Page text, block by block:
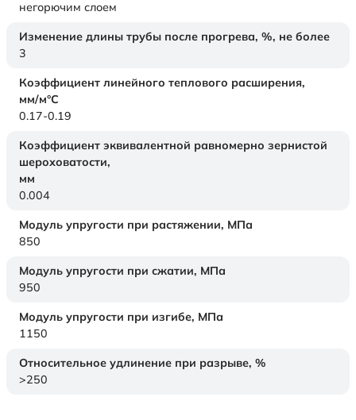
негорючим слоем
Изменение длины трубы после прогрева, %, не более
3
Коэффициент линейного теплового расширения,
мм/м°С
0.17-0.19
Коэффициент эквивалентной равномерно зернистой
шероховатости,
мм
0.004
Модуль упругости при растяжении, МПа
850
Модуль упругости при сжатии, МПа
950
Модуль упругости при изгибе, МПа
1150
Относительное удлинение при разрыве, %
>250